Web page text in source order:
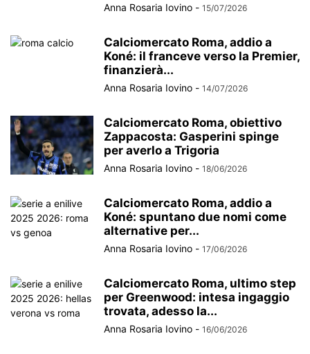
Anna Rosaria Iovino - 15/07/2026
Calciomercato Roma, addio a
Koné: il franceve verso la Premier,
finanzierà...
Anna Rosaria Iovino - 14/07/2026
Calciomercato Roma, obiettivo
Zappacosta: Gasperini spinge
per averlo a Trigoria
Anna Rosaria Iovino - 18/06/2026
Calciomercato Roma, addio a
Koné: spuntano due nomi come
alternative per...
Anna Rosaria Iovino - 17/06/2026
Calciomercato Roma, ultimo step
per Greenwood: intesa ingaggio
trovata, adesso la...
Anna Rosaria Iovino - 16/06/2026